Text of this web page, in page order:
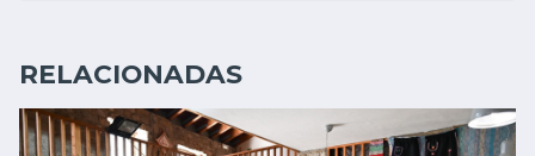
RELACIONADAS